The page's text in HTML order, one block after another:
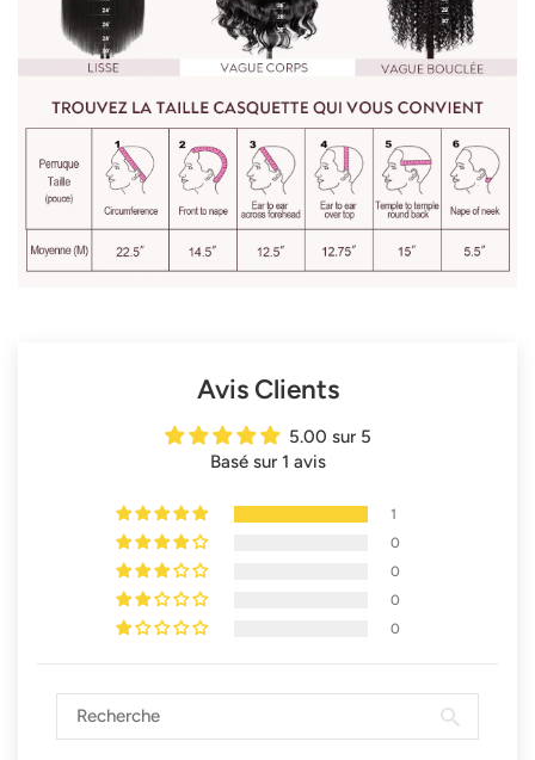
Avis Clients
5.00 sur 5
Basé sur 1 avis
1
0
0
0
0